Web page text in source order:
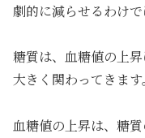
劇的に減らせるわけで
糖質は、血糖値の上
大きく関わってきます。
血糖値の上昇は、糖